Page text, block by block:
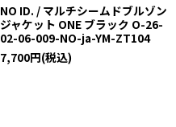
NO ID. / マルチシームドブルゾン
ジャケット ONE ブラック O-26-
02-06-009-NO-ja-YM-ZT104
7,700円(税込)